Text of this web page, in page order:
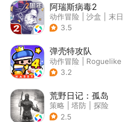
阿瑞斯病毒2
动作冒险 沙盒
末日
| 剧情
3.5
弹壳特攻队
动作冒险
Roguelike
| 冒险
3.2
荒野日记：孤岛
策略 塔防
探险
| 开放世界
2.5